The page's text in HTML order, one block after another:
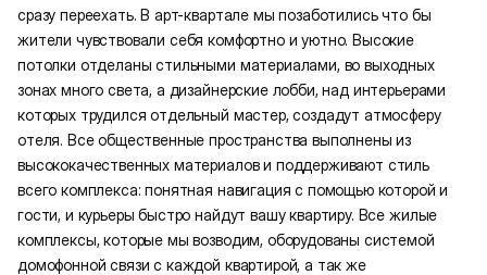
сразу переехать. В арт-квартале мы позаботились что бы
жители чувствовали себя комфортно и уютно. Высокие
потолки отделаны стильными материалами, во выходных
зонах много света, а дизайнерские лобби, над интерьерами
которых трудился отдельный мастер, создадут атмосферу
отеля. Все общественные пространства выполнены из
высококачественных материалов и поддерживают стиль
всего комплекса: понятная навигация с помощью которой и
гости, и курьеры быстро найдут вашу квартиру. Все жилые
комплексы, которые мы возводим, оборудованы системой
домофонной связи с каждой квартирой, а так же